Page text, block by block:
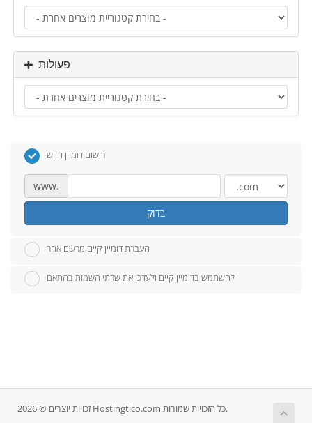
פעולות
רישום דומיין חדש
www.
בדוק
העברת דומיין קיים מרשם אחר
להשתמש בדומיין קיים ולעדכן את שרתי השמות בהתאם
זכויות יוצרים © 2026 Hostingtico.com כל הזכויות שמורות.